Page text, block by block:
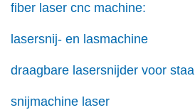
fiber laser cnc machine:
lasersnij- en lasmachine
draagbare lasersnijder voor staal
snijmachine laser